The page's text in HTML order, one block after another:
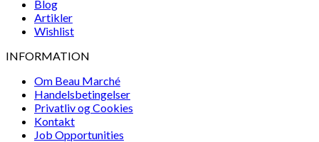
Blog
Artikler
Wishlist
INFORMATION
Om Beau Marché
Handelsbetingelser
Privatliv og Cookies
Kontakt
Job Opportunities